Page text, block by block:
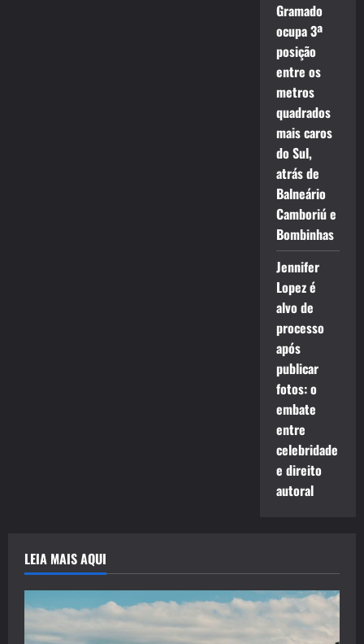
Gramado
ocupa 3ª
posição
entre os
metros
quadrados
mais caros
do Sul,
atrás de
Balneário
Camboriú e
Bombinhas
Jennifer
Lopez é
alvo de
processo
após
publicar
fotos: o
embate
entre
celebridade
e direito
autoral
LEIA MAIS AQUI